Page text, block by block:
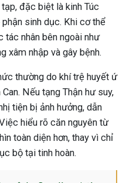
đặc biệt là kinh Túc
sinh dục. Khi cơ thể
tác nhân bên ngoài như
xâm nhập và gây bệnh.
thường do khí trệ huyết ứ
Nếu tạng Thận hư suy,
tiện bị ảnh hưởng, dẫn
hiểu rõ căn nguyên từ
toàn diện hơn, thay vì chỉ
bộ tại tinh hoàn.